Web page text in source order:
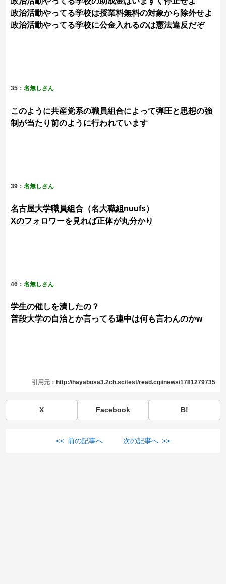
政治活動やってる学校は授業料無料の対象から除外せよ
政治活動やってる学校に公金入れるのは憲法違反だぞ
35：名無しさん
このように共産党系の職員組合によって弾圧と思想の強
制が当たり前のように行われています
39：名無しさん
名古屋大学職員組合（名大職組nuufs）
Xのフォロワーを見れば正体が丸分かり
46：名無しさん
学生の催しを潰したの？
普段大学の自治とか言ってる連中は何も言わんのかw
引用元： http://hayabusa3.2ch.sc/test/read.cgi/news/1781279735
X Facebook B!
<< 前の記事へ 次の記事へ >>